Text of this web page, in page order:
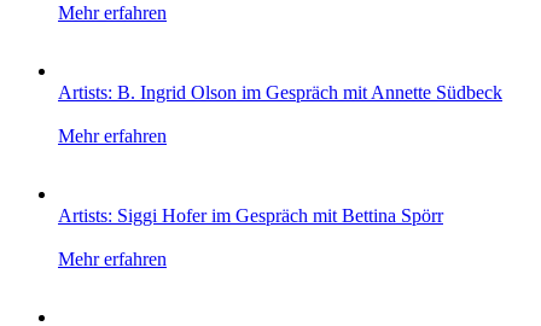
Mehr erfahren
Artists: B. Ingrid Olson im Gespräch mit Annette Südbeck
Mehr erfahren
Artists: Siggi Hofer im Gespräch mit Bettina Spörr
Mehr erfahren